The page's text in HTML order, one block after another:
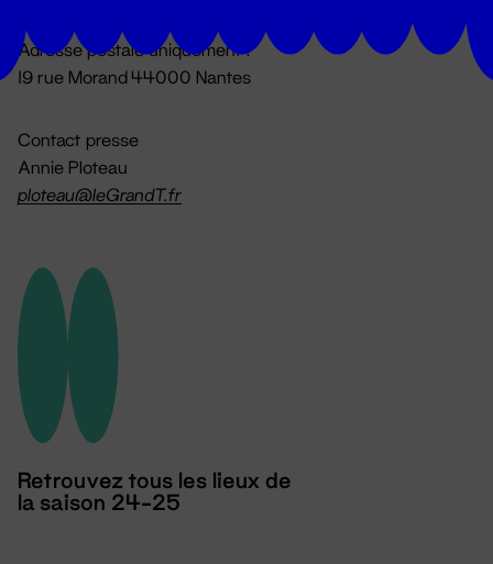
Adresse postale uniquement :
19 rue Morand 44000 Nantes
Contact presse
Annie Ploteau
ploteau@leGrandT.fr
Retrouvez tous les lieux de
la saison 24-25